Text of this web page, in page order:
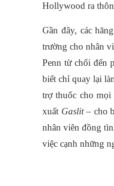
Hollywood ra
Gần đây, các
trường cho nhân
Penn từ chối đến
biết chỉ quay lại
trợ thuốc cho mọi
xuất Gaslit– cho
nhân viên đồng
việc cạnh những